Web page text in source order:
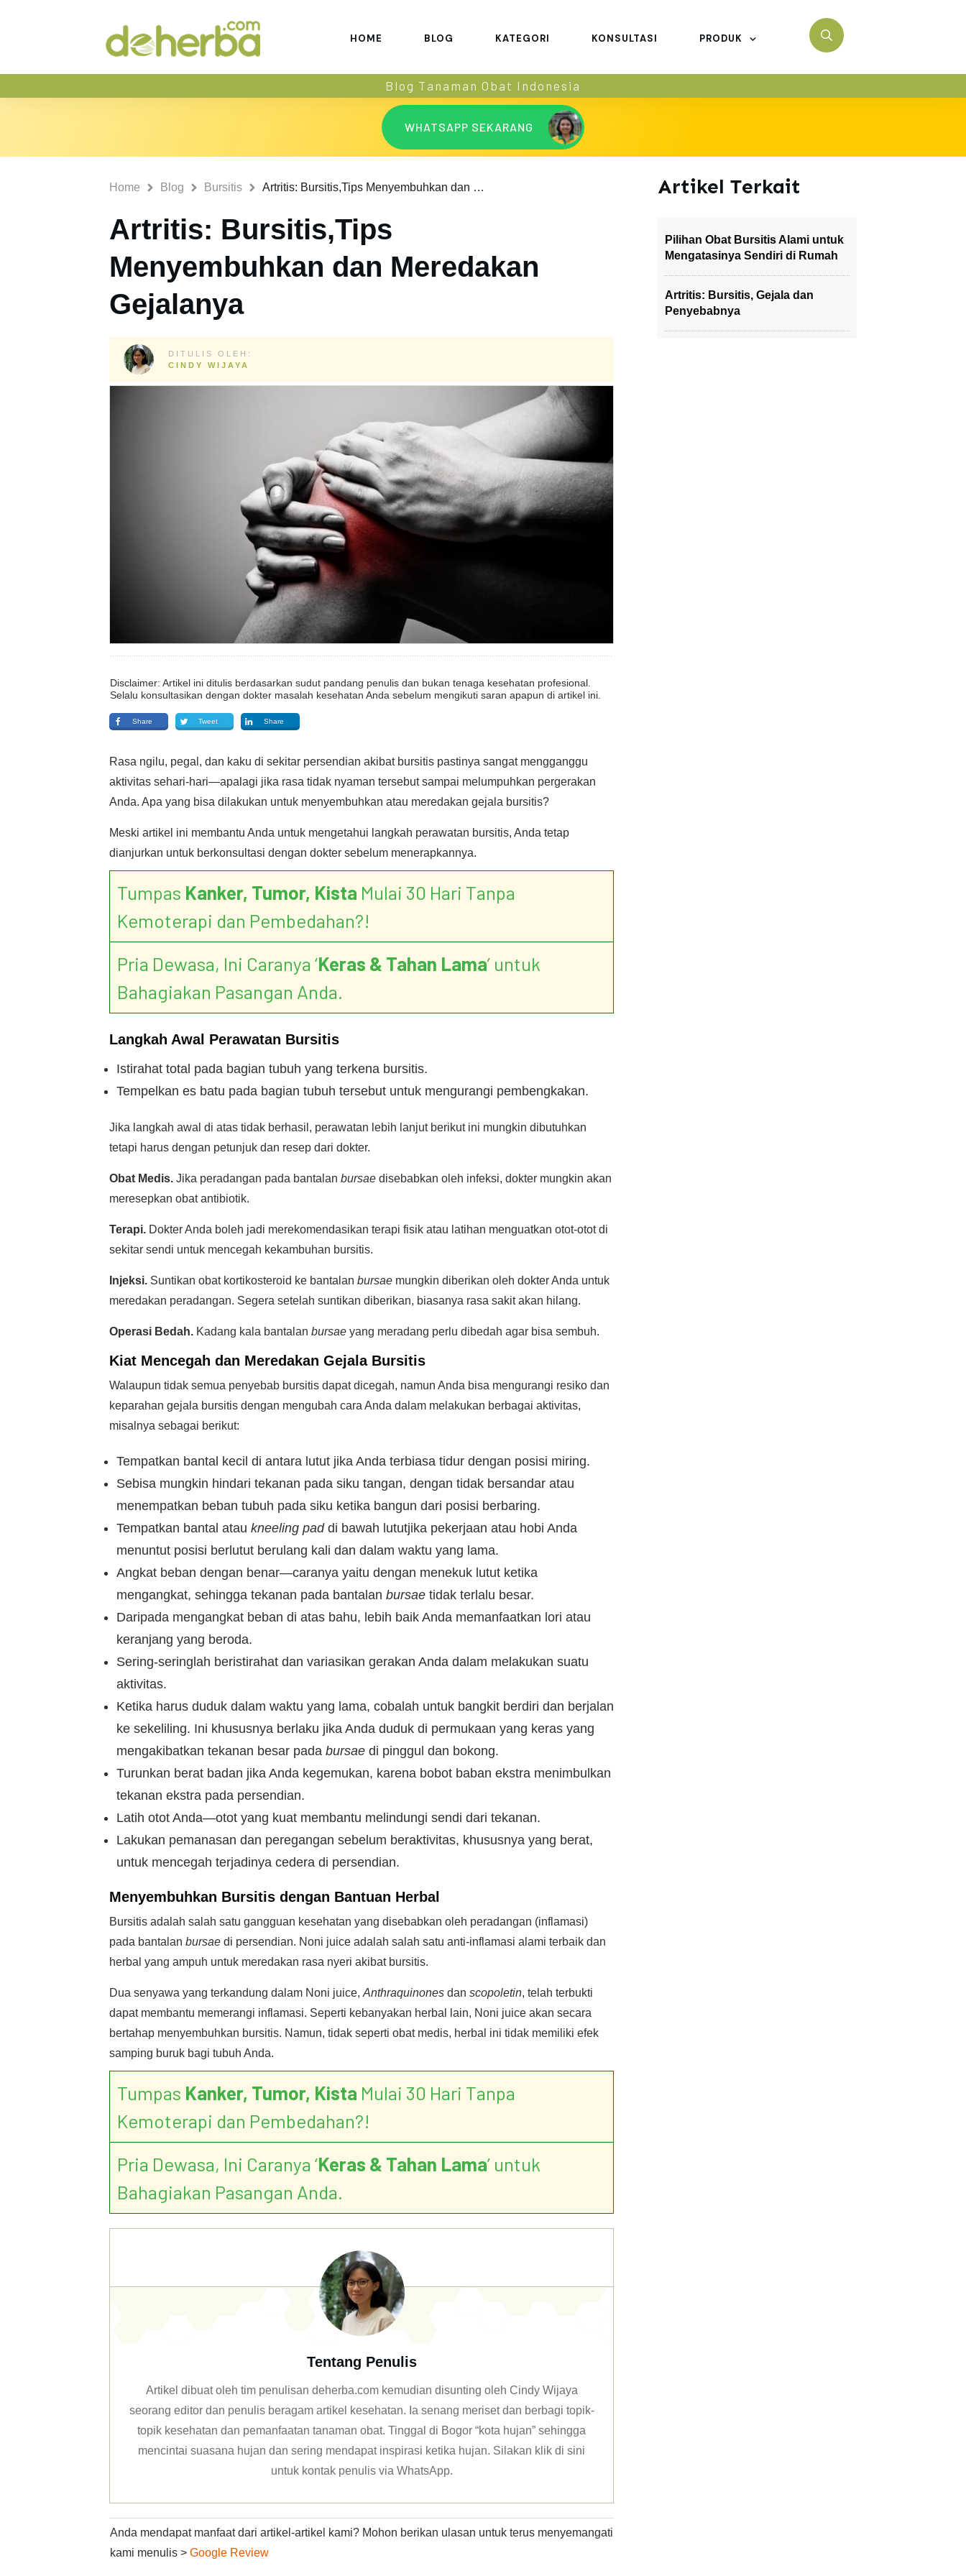
HOME BLOG KATEGORI KONSULTASI PRODUK
Blog Tanaman Obat Indonesia
WHATSAPP SEKARANG
Home Blog Bursitis Artritis: Bursitis,Tips Menyembuhkan dan Meredakan Gejalanya
Artritis: Bursitis,Tips
Menyembuhkan dan Meredakan
Gejalanya
DITULIS OLEH:
CINDY WIJAYA
Disclaimer: Artikel ini ditulis berdasarkan sudut pandang penulis dan bukan tenaga kesehatan profesional.
Selalu konsultasikan dengan dokter masalah kesehatan Anda sebelum mengikuti saran apapun di artikel ini.
Share Tweet Share
Rasa ngilu, pegal, dan kaku di sekitar persendian akibat bursitis pastinya sangat mengganggu
aktivitas sehari-hari—apalagi jika rasa tidak nyaman tersebut sampai melumpuhkan pergerakan
Anda. Apa yang bisa dilakukan untuk menyembuhkan atau meredakan gejala bursitis?
Meski artikel ini membantu Anda untuk mengetahui langkah perawatan bursitis, Anda tetap
dianjurkan untuk berkonsultasi dengan dokter sebelum menerapkannya.
Tumpas Kanker, Tumor, Kista Mulai 30 Hari Tanpa
Kemoterapi dan Pembedahan?!
Pria Dewasa, Ini Caranya ‘Keras & Tahan Lama’ untuk
Bahagiakan Pasangan Anda.
Langkah Awal Perawatan Bursitis
Istirahat total pada bagian tubuh yang terkena bursitis.
Tempelkan es batu pada bagian tubuh tersebut untuk mengurangi pembengkakan.
Jika langkah awal di atas tidak berhasil, perawatan lebih lanjut berikut ini mungkin dibutuhkan
tetapi harus dengan petunjuk dan resep dari dokter.
Obat Medis. Jika peradangan pada bantalan bursae disebabkan oleh infeksi, dokter mungkin akan
meresepkan obat antibiotik.
Terapi. Dokter Anda boleh jadi merekomendasikan terapi fisik atau latihan menguatkan otot-otot di
sekitar sendi untuk mencegah kekambuhan bursitis.
Injeksi. Suntikan obat kortikosteroid ke bantalan bursae mungkin diberikan oleh dokter Anda untuk
meredakan peradangan. Segera setelah suntikan diberikan, biasanya rasa sakit akan hilang.
Operasi Bedah. Kadang kala bantalan bursae yang meradang perlu dibedah agar bisa sembuh.
Kiat Mencegah dan Meredakan Gejala Bursitis
Walaupun tidak semua penyebab bursitis dapat dicegah, namun Anda bisa mengurangi resiko dan
keparahan gejala bursitis dengan mengubah cara Anda dalam melakukan berbagai aktivitas,
misalnya sebagai berikut:
Tempatkan bantal kecil di antara lutut jika Anda terbiasa tidur dengan posisi miring.
Sebisa mungkin hindari tekanan pada siku tangan, dengan tidak bersandar atau
menempatkan beban tubuh pada siku ketika bangun dari posisi berbaring.
Tempatkan bantal atau kneeling paddi bawah lututjika pekerjaan atau hobi Anda
menuntut posisi berlutut berulang kali dan dalam waktu yang lama.
Angkat beban dengan benar—caranya yaitu dengan menekuk lutut ketika
mengangkat, sehingga tekanan pada bantalan bursae tidak terlalu besar.
Daripada mengangkat beban di atas bahu, lebih baik Anda memanfaatkan lori atau
keranjang yang beroda.
Sering-seringlah beristirahat dan variasikan gerakan Anda dalam melakukan suatu
aktivitas.
Ketika harus duduk dalam waktu yang lama, cobalah untuk bangkit berdiri dan berjalan
ke sekeliling. Ini khususnya berlaku jika Anda duduk di permukaan yang keras yang
mengakibatkan tekanan besar pada bursae di pinggul dan bokong.
Turunkan berat badan jika Anda kegemukan, karena bobot baban ekstra menimbulkan
tekanan ekstra pada persendian.
Latih otot Anda—otot yang kuat membantu melindungi sendi dari tekanan.
Lakukan pemanasan dan peregangan sebelum beraktivitas, khususnya yang berat,
untuk mencegah terjadinya cedera di persendian.
Menyembuhkan Bursitis dengan Bantuan Herbal
Bursitis adalah salah satu gangguan kesehatan yang disebabkan oleh peradangan (inflamasi)
pada bantalan bursae di persendian. Noni juice adalah salah satu anti-inflamasi alami terbaik dan
herbal yang ampuh untuk meredakan rasa nyeri akibat bursitis.
Dua senyawa yang terkandung dalam Noni juice, Anthraquinones dan scopoletin, telah terbukti
dapat membantu memerangi inflamasi. Seperti kebanyakan herbal lain, Noni juice akan secara
bertahap menyembuhkan bursitis. Namun, tidak seperti obat medis, herbal ini tidak memiliki efek
samping buruk bagi tubuh Anda.
Tumpas Kanker, Tumor, Kista Mulai 30 Hari Tanpa
Kemoterapi dan Pembedahan?!
Pria Dewasa, Ini Caranya ‘Keras & Tahan Lama’ untuk
Bahagiakan Pasangan Anda.
Tentang Penulis
Artikel dibuat oleh tim penulisan deherba.com kemudian disunting oleh Cindy Wijaya
seorang editor dan penulis beragam artikel kesehatan. Ia senang meriset dan berbagi topik-
topik kesehatan dan pemanfaatan tanaman obat. Tinggal di Bogor “kota hujan” sehingga
mencintai suasana hujan dan sering mendapat inspirasi ketika hujan. Silakan klik di sini
untuk kontak penulis via WhatsApp.
Anda mendapat manfaat dari artikel-artikel kami? Mohon berikan ulasan untuk terus menyemangati
kami menulis > Google Review
Artikel Terkait
Pilihan Obat Bursitis Alami untuk
Mengatasinya Sendiri di Rumah
Artritis: Bursitis, Gejala dan
Penyebabnya